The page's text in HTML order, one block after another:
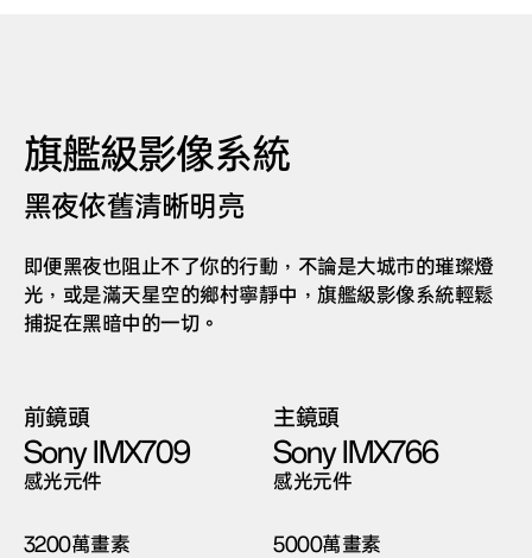
旗艦級影像系統
黑夜依舊清晰明亮
即便黑夜也阻止不了你的行動，不論是大城市的璀璨燈
光，或是滿天星空的鄉村寧靜中，旗艦級影像系統輕鬆
捕捉在黑暗中的一切。
前鏡頭
Sony IMX709
感光元件
3200萬畫素
主鏡頭
Sony IMX766
感光元件
5000萬畫素